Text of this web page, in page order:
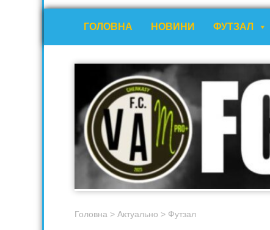
ГОЛОВНА НОВИНИ ФУТЗАЛ
Головна > Актуально > Футзал